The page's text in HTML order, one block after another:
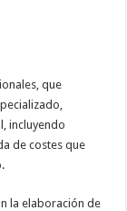
que
incluyendo
de costes que
la elaboración de